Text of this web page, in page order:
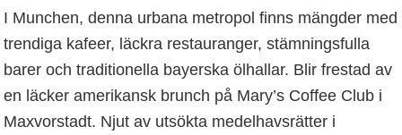
I Munchen, denna urbana metropol finns mängder med
trendiga kafeer, läckra restauranger, stämningsfulla
barer och traditionella bayerska ölhallar. Blir frestad av
en läcker amerikansk brunch på Mary’s Coffee Club i
Maxvorstadt. Njut av utsökta medelhavsrätter i